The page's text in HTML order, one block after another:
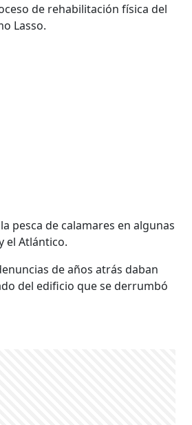
de rehabilitación física del
Lasso.
pesca de calamares en algunas
el Atlántico.
de años atrás daban
del edificio que se derrumbó